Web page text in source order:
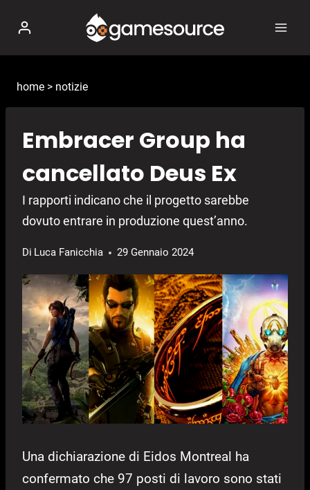
contenuto
home > notizie
Embracer Group ha
cancellato Deus Ex
I rapporti indicano che il progetto sarebbe
dovuto entrare in produzione quest’anno.
Di Luca Fanicchia 29 Gennaio 2024
Una dichiarazione di Eidos Montreal ha
confermato che 97 posti di lavoro sono stati